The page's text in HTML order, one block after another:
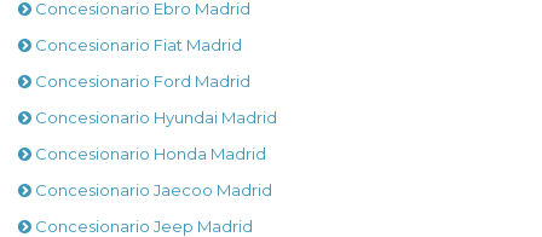
Concesionario Ebro Madrid
Concesionario Fiat Madrid
Concesionario Ford Madrid
Concesionario Hyundai Madrid
Concesionario Honda Madrid
Concesionario Jaecoo Madrid
Concesionario Jeep Madrid